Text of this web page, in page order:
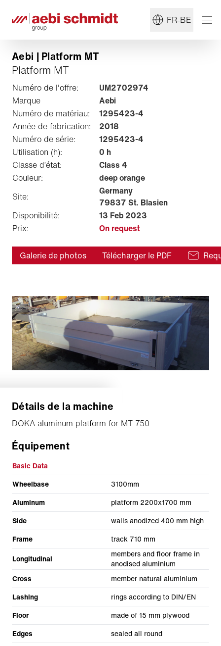
FR-BE
Aebi | Platform MT
Platform MT
Numéro de l'offre:
UM2702974
Marque
Aebi
Numéro de matériau:
1295423-4
Année de fabrication:
2018
Numéro de série:
1295423-4
Utilisation (h):
0 h
Classe d’état:
Class 4
Couleur:
deep orange
Site:
Germany
79837 St. Blasien
Disponibilité:
13 Feb 2023
Prix:
On request
Galerie de photos Télécharger le PDF
Détails de la machine
DOKA aluminum platform for MT 750
Équipement
Basic Data
Wheelbase
3100mm
Aluminum
platform 2200x1700 mm
Side
walls anodized 400 mm high
Frame
track 710 mm
Longitudinal
members and floor frame in
anodised aluminium
Cross
member natural aluminium
Lashing
rings according to DIN/EN
Floor
made of 15 mm plywood
Edges
sealed all round